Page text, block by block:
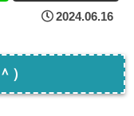
2024.06.16
）